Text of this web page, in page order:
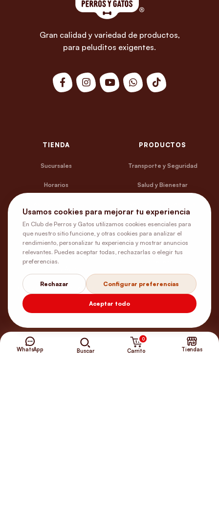
Gran calidad y variedad de productos,
para peluditos exigentes.
TIENDA
Sucursales
Horarios
Términos y Condiciones
Política de Privacidad y Uso de
Cookies
Medicamentos con receta
PRODUCTOS
Transporte y Seguridad
Salud y Bienestar
Platos y Bebederos
Camas y Estar
WhatsApp Buscar
0
Carrito Tiendas
Usamos cookies para mejorar tu experiencia
En Club de Perros y Gatos utilizamos cookies esenciales para
que nuestro sitio funcione, y otras cookies para analizar el
rendimiento, personalizar tu experiencia y mostrar anuncios
relevantes. Puedes aceptar todas, rechazarlas o elegir tus
preferencias.
Rechazar Configurar preferencias
Aceptar todo